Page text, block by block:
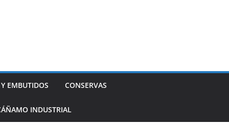
EMBUTIDOS CONSERVAS
INDUSTRIAL